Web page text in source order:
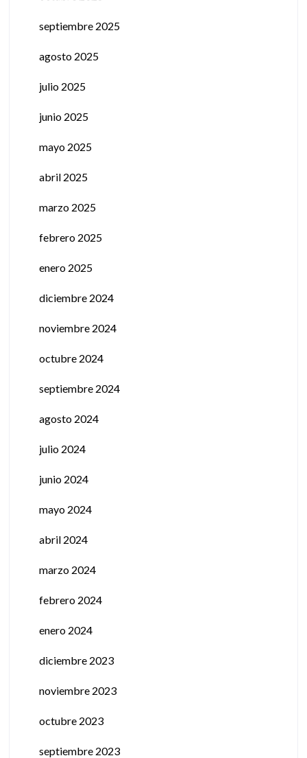
septiembre 2025
agosto 2025
julio 2025
junio 2025
mayo 2025
abril 2025
marzo 2025
febrero 2025
enero 2025
diciembre 2024
noviembre 2024
octubre 2024
septiembre 2024
agosto 2024
julio 2024
junio 2024
mayo 2024
abril 2024
marzo 2024
febrero 2024
enero 2024
diciembre 2023
noviembre 2023
octubre 2023
septiembre 2023